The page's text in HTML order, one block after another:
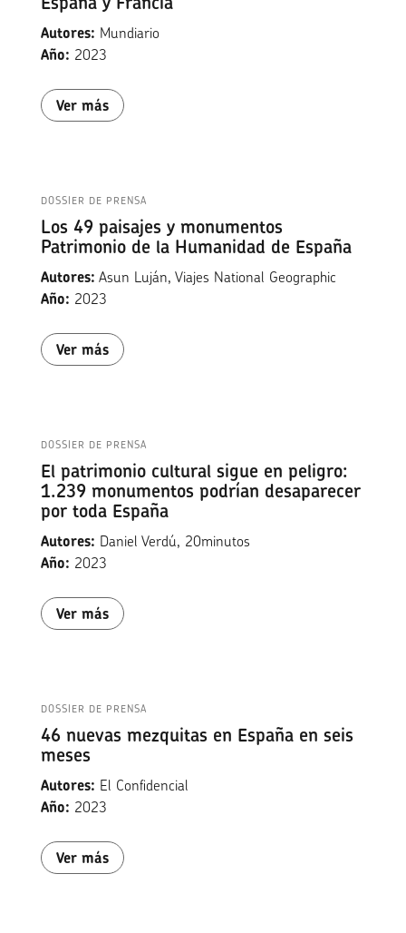
Autores: Mundiario
Año: 2023
Ver más
DOSSIER DE PRENSA
Los 49 paisajes y monumentos
Patrimonio de la Humanidad de España
Autores: Asun Luján, Viajes National Geographic
Año: 2023
Ver más
DOSSIER DE PRENSA
El patrimonio cultural sigue en peligro:
1.239 monumentos podrían desaparecer
por toda España
Autores: Daniel Verdú, 20minutos
Año: 2023
Ver más
DOSSIER DE PRENSA
46 nuevas mezquitas en España en seis
meses
Autores: El Confidencial
Año: 2023
Ver más